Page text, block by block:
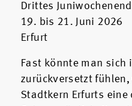
Drittes
19. bis 21. Juni 2026
Erfurt
Fast könnte man
zurückversetzt
Stadtkern Erfurts eine